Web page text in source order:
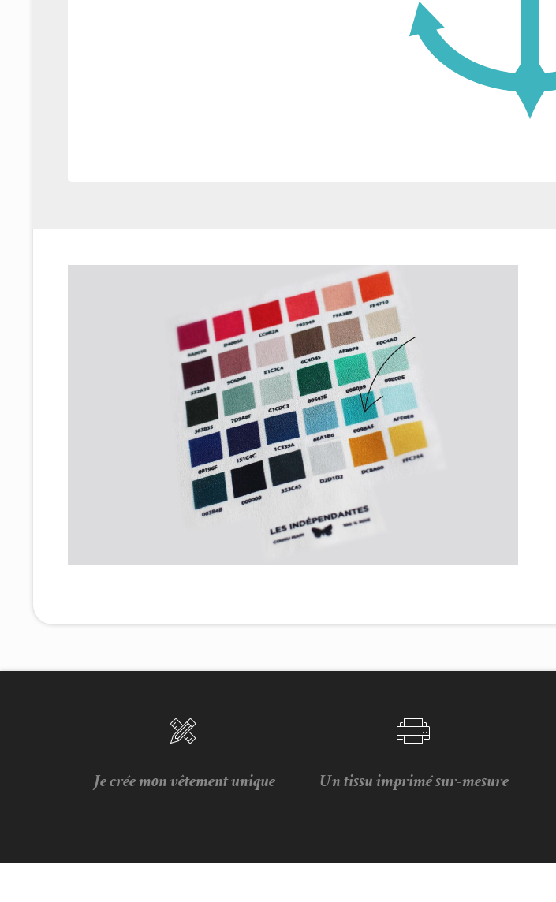
Je crée mon vêtement unique Un tissu imprimé sur-mesure